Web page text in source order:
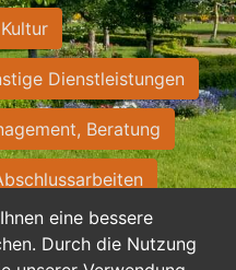
eine bessere
Durch die Nutzung
Dienstleistungen
Beratung
Sekretariat